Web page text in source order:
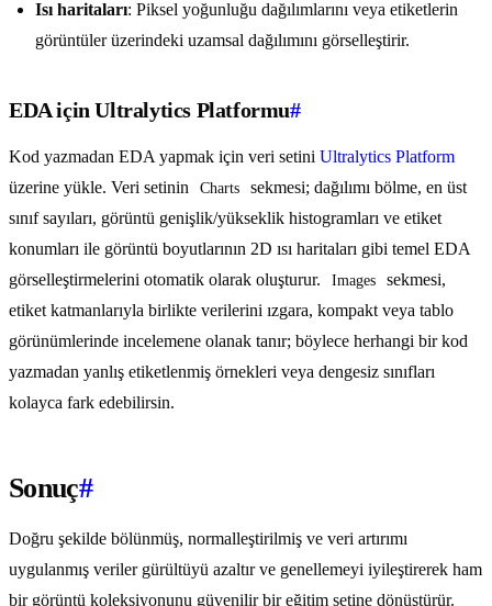
Isı haritaları: Piksel yoğunluğu dağılımlarını veya etiketlerin
görüntüler üzerindeki uzamsal dağılımını görselleştirir.
EDA için Ultralytics Platformu#
Kod yazmadan EDA yapmak için veri setini Ultralytics Platform
üzerine yükle. Veri setinin
Charts
sekmesi; dağılımı bölme, en üst
sınıf sayıları, görüntü genişlik/yükseklik histogramları ve etiket
konumları ile görüntü boyutlarının 2D ısı haritaları gibi temel EDA
görselleştirmelerini otomatik olarak oluşturur.
Images
sekmesi,
etiket katmanlarıyla birlikte verilerini ızgara, kompakt veya tablo
görünümlerinde incelemene olanak tanır; böylece herhangi bir kod
yazmadan yanlış etiketlenmiş örnekleri veya dengesiz sınıfları
kolayca fark edebilirsin.
Sonuç#
Doğru şekilde bölünmüş, normalleştirilmiş ve veri artırımı
uygulanmış veriler gürültüyü azaltır ve genellemeyi iyileştirerek ham
bir görüntü koleksiyonunu güvenilir bir eğitim setine dönüştürür.